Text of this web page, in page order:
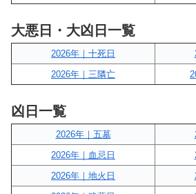
大悪日・大凶日一覧
2026年｜十死日
2026年｜三隣亡
凶日一覧
2026年｜五墓
2026年｜血忌日
2026年｜地火日